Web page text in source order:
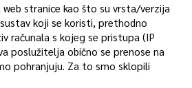
stranice kao što su vrsta/verzija
koji se koristi, prethodno
računala s kojeg se pristupa (IP
poslužitelja obično se prenose na
pohranjuju. Za to smo sklopili